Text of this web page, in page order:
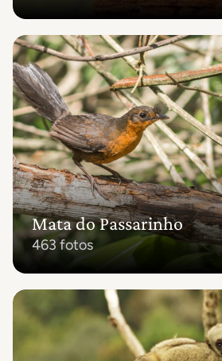
Mata do Passarinho
463 fotos